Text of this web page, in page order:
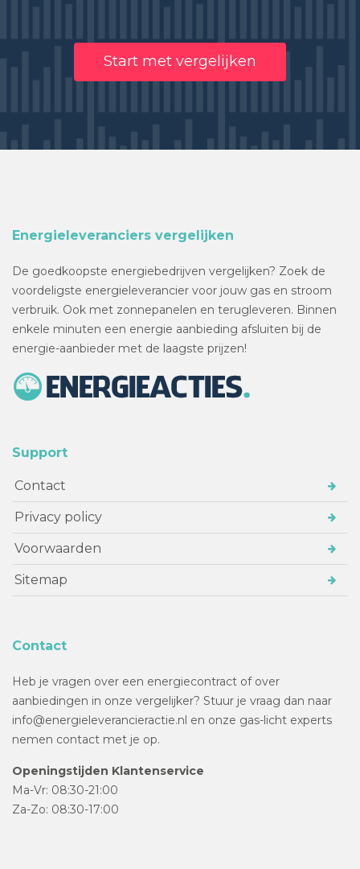
Start met vergelijken
Energieleveranciers vergelijken
De goedkoopste energiebedrijven vergelijken? Zoek de
voordeligste energieleverancier voor jouw gas en stroom
verbruik. Ook met zonnepanelen en terugleveren. Binnen
enkele minuten een energie aanbieding afsluiten bij de
energie-aanbieder met de laagste prijzen!
Support
Contact
Privacy policy
Voorwaarden
Sitemap
Contact
Heb je vragen over een energiecontract of over
aanbiedingen in onze vergelijker? Stuur je vraag dan naar
info@energieleverancieractie.nl en onze gas-licht experts
nemen contact met je op.
Openingstijden Klantenservice
Ma-Vr: 08:30-21:00
Za-Zo: 08:30-17:00